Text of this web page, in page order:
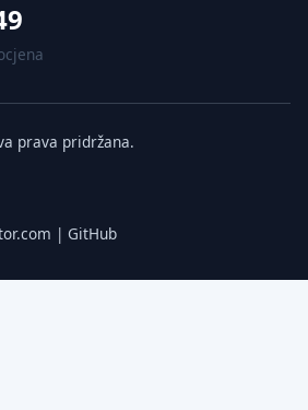
prava pridržana.
| GitHub